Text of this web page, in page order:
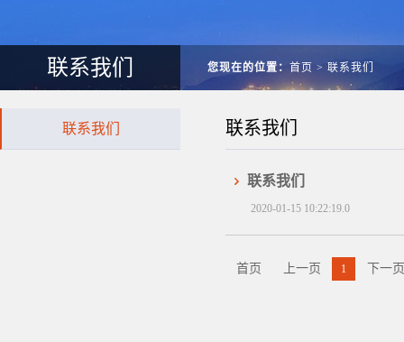
联系我们 您现在的位置： 首页 > 联系我们
联系我们 联系我们
联系我们
2020-01-15 10:22:19.0
首页 上一页 1 下一页